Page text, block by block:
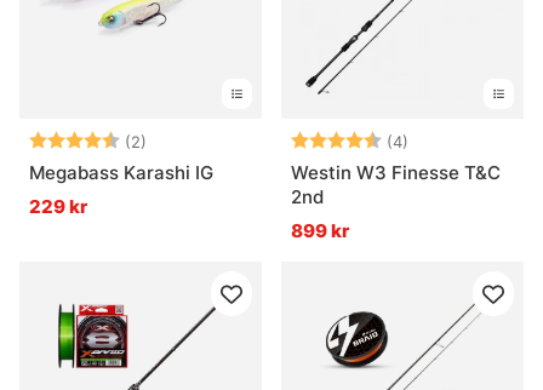
Betyg: (2)
4.5 utav 5 stjärnor
Megabass Karashi IG
229 kr
Betyg: (4)
Westin W3 Finesse T&C
2nd
899 kr